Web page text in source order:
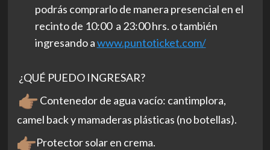
podrás comprarlo de manera presencial en el
recinto de 10:00 a 23:00 hrs. o también
ingresando awww.puntoticket.com/
¿QUÉ PUEDO INGRESAR?
Contenedor de agua vacío: cantimplora,
camel back y mamaderas plásticas (no botellas).
Protector solar en crema.